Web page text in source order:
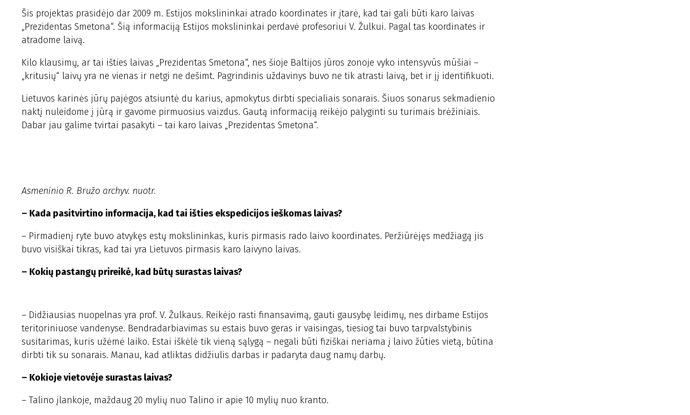
Šis projektas prasidėjo dar 2009 m. Estijos mokslininkai atrado koordinates ir įtarė, kad tai gali būti karo laivas
„Prezidentas Smetona“. Šią informaciją Estijos mokslininkai perdavė profesoriui V. Žulkui. Pagal tas koordinates ir
atradome laivą.
Kilo klausimų, ar tai išties laivas „Prezidentas Smetona“, nes šioje Baltijos jūros zonoje vyko intensyvūs mūšiai –
„kritusių“ laivų yra ne vienas ir netgi ne dešimt. Pagrindinis uždavinys buvo ne tik atrasti laivą, bet ir jį identifikuoti.
Lietuvos karinės jūrų pajėgos atsiuntė du karius, apmokytus dirbti specialiais sonarais. Šiuos sonarus sekmadienio
naktį nuleidome į jūrą ir gavome pirmuosius vaizdus. Gautą informaciją reikėjo palyginti su turimais brėžiniais.
Dabar jau galime tvirtai pasakyti – tai karo laivas „Prezidentas Smetona“.
Asmeninio R. Bružo archyv. nuotr.
– Kada pasitvirtino informacija, kad tai išties ekspedicijos ieškomas laivas?
– Pirmadienį ryte buvo atvykęs estų mokslininkas, kuris pirmasis rado laivo koordinates. Peržiūrėjęs medžiagą jis
buvo visiškai tikras, kad tai yra Lietuvos pirmasis karo laivyno laivas.
– Kokių pastangų prireikė, kad būtų surastas laivas?
– Didžiausias nuopelnas yra prof. V. Žulkaus. Reikėjo rasti finansavimą, gauti gausybę leidimų, nes dirbame Estijos
teritoriniuose vandenyse. Bendradarbiavimas su estais buvo geras ir vaisingas, tiesiog tai buvo tarpvalstybinis
susitarimas, kuris užėmė laiko. Estai iškėlė tik vieną sąlygą – negali būti fiziškai neriama į laivo žūties vietą, būtina
dirbti tik su sonarais. Manau, kad atliktas didžiulis darbas ir padaryta daug namų darbų.
– Kokioje vietovėje surastas laivas?
– Talino įlankoje, maždaug 20 mylių nuo Talino ir apie 10 mylių nuo kranto.